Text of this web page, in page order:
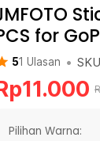
pada Idul Fitri
Selengkapnya
for
51 Ulasan • SKU
11.000
Pilihan Warna: